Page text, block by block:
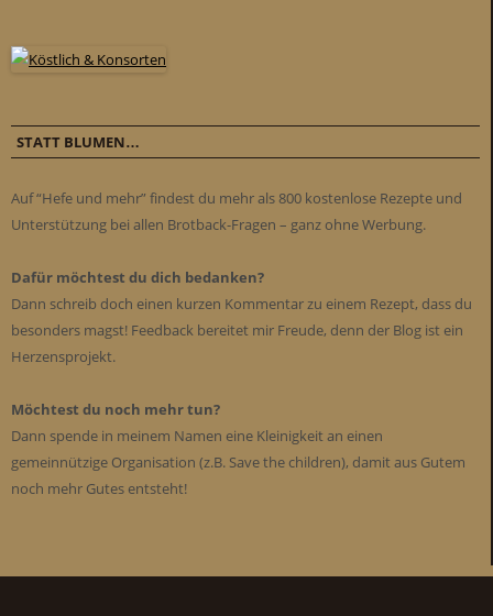
STATT BLUMEN…
Auf “Hefe und mehr” findest du mehr als 800 kostenlose Rezepte und
Unterstützung bei allen Brotback-Fragen – ganz ohne Werbung.
Dafür möchtest du dich bedanken?
Dann schreib doch einen kurzen Kommentar zu einem Rezept, dass du
besonders magst! Feedback bereitet mir Freude, denn der Blog ist ein
Herzensprojekt.
Möchtest du noch mehr tun?
Dann spende in meinem Namen eine Kleinigkeit an einen
gemeinnützige Organisation (z.B. Save the children), damit aus Gutem
noch mehr Gutes entsteht!